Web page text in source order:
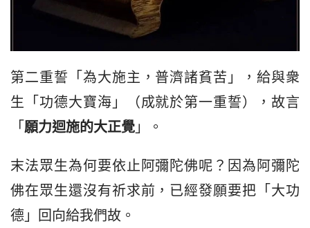
第二重誓「為大施主，普濟諸貧苦」，給與衆
生「功德大寶海」（成就於第一重誓），故言
「 願力迴施的大正覺 」。
末法眾生為何要依止阿彌陀佛呢？因為阿彌陀
佛在眾生還沒有祈求前，已經發願要把「大功
德」回向給我們故。